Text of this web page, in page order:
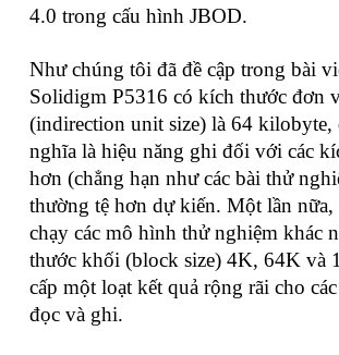
4.0 trong cấu hình JBOD.
Như chúng tôi đã đề cập trong bài
Solidigm P5316 có kích thước đơn
(indirection unit size) là 64 kilobyte,
nghĩa là hiệu năng ghi đối với các
hơn (chẳng hạn như các bài thử
thường tệ hơn dự kiến. Một lần nữa,
chạy các mô hình thử nghiệm khác
thước khối (block size) 4K, 64K và
cấp một loạt kết quả rộng rãi cho
đọc và ghi.